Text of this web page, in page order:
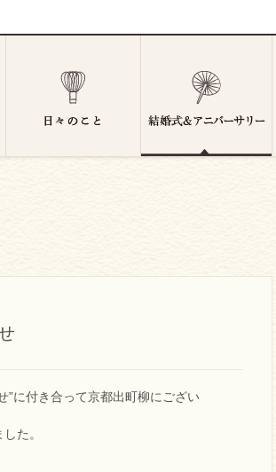
”に付き合って京都出町柳にござい
た。